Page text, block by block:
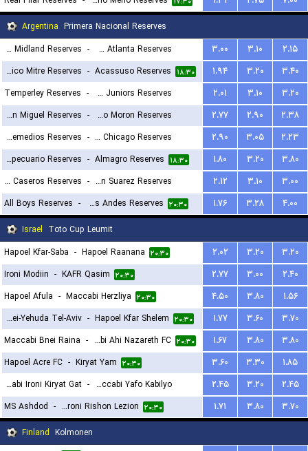
Argentina Primera Nacional Reserves
Ferrocarril Midland Reserves
- CA Atlanta Reserves
۱۸:۳۰
۳.۰۰ ۳.۱۰
۲.۱۵
Club Atletico Mitre Reserves
- Acassuso Reserves ۱۸:۳۰ ۱.۹۴ ۳.۲۰
۳.۴۰
Temperley Reserves - Chacarita Juniors Reserves
۲۰:۳۰
۲.۰۱ ۳.۱۰
۳.۲۰
CA San Miguel Reserves
- Deportivo Moron Reserves
۱۷:۳۰
۲.۷۷ ۲.۹۰
۲.۳۸
Talleres Remedios Reserves
- Nueva Chicago Reserves
۱۷:۳۰
۲.۹۰ ۳.۰۵
۲.۲۳
CA Agropecuario Reserves
- Almagro Reserves ۱۸:۳۰ ۱.۸۰ ۳.۲۰
۳.۸۰
Estudiantes Caseros Reserves
- Tristan Suarez Reserves
۱۸:۳۰
۲.۱۲ ۳.۱۰
۳.۰۰
All Boys Reserves - Los Andes Reserves ۲۰:۳۰ ۱.۷۶ ۳.۲۸
۴.۰۰
Israel Toto Cup Leumit
Hapoel Kfar-Saba - Hapoel Raanana ۲۰:۳۰ ۲.۰۲ ۳.۲۰
۳.۲۰
Ironi Modiin - KAFR Qasim ۲۰:۳۰ ۲.۷۷ ۳.۰۰
۲.۴۰
Hapoel Afula - Maccabi Herzliya ۲۰:۳۰ ۴.۵۰ ۳.۸۰
۱.۵۶
Bnei-Yehuda Tel-Aviv
- Hapoel Kfar Shelem ۲۰:۳۰ ۱.۷۷ ۳.۶۰
۳.۷۰
Maccabi Bnei Raina - Maccabi Ahi Nazareth FC ۲۰:۳۰ ۱.۶۷ ۳.۸۰
۳.۸۰
Hapoel Acre FC - Kiryat Yam ۲۰:۳۰ ۳.۶۰ ۳.۳۰
۱.۸۵
Maccabi Ironi Kiryat Gat
- Maccabi Yafo Kabilyo
۲۰:۳۰
۲.۴۵ ۳.۲۰
۲.۴۵
MS Ashdod - Hapoel Ironi Rishon Lezion ۲۰:۳۰ ۱.۷۱ ۳.۸۰
۳.۷۰
Finland Kolmonen